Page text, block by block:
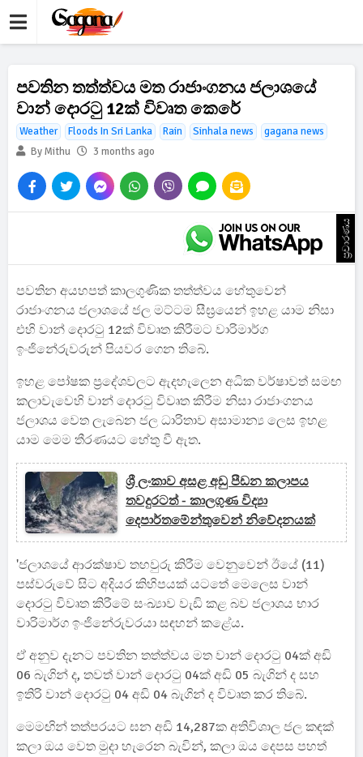
පවතින තත්ත්වය මත රාජාංගනය ජලාශයේ
වාන් දොරටු 12ක් විවෘත කෙරේ
Weather Floods In Sri Lanka Rain Sinhala news
gagana news
By Mithu
3 months ago
ප්‍රචාරණය
පවතින අයහපත් කාලගුණික තත්ත්වය හේතුවෙන්
රාජාංගනය ජලාශයේ ජල මට්ටම සීඝ්‍රයෙන් ඉහළ යාම නිසා
එහි වාන් දොරටු 12ක් විවෘත කිරීමට වාරිමාර්ග
ඉංජිනේරුවරුන් පියවර ගෙන තිබේ.
ඉහළ පෝෂක ප්‍රදේශවලට ඇදහැලෙන අධික වර්ෂාවත් සමඟ
කලාවැවෙහි වාන් දොරටු විවෘත කිරීම නිසා රාජාංගනය
ජලාශය වෙත ලැබෙන ජල ධාරිතාව අසාමාන්‍ය ලෙස ඉහළ
යාම මෙම තීරණයට හේතු වී ඇත.
ශ්‍රී ලංකාව අසළ අඩු පීඩන කලාපය
තවදුරටත් - කාලගුණ විද්‍යා
දෙපාර්තමේන්තුවෙන් නිවේදනයක්
'ජලාශයේ ආරක්ෂාව තහවුරු කිරීම වෙනුවෙන් ඊයේ (11)
පස්වරුවේ සිට අදියර කිහිපයක් යටතේ මෙලෙස වාන්
දොරටු විවෘත කිරීමේ සංඛ්‍යාව වැඩි කළ බව ජලාශය භාර
වාරිමාර්ග ඉංජිනේරුවරයා සඳහන් කළේය.
ඒ අනුව දැනට පවතින තත්ත්වය මත වාන් දොරටු 04ක් අඩි
06 බැගින් ද, තවත් වාන් දොරටු 04ක් අඩි 05 බැගින් ද සහ
ඉතිරි වාන් දොරටු 04 අඩි 04 බැගින් ද විවෘත කර තිබේ.
මෙමඟින් තත්පරයට ඝන අඩි 14,287ක අතිවිශාල ජල කඳක්
කලා ඔය වෙත මුදා හැරෙන බැවින්, කලා ඔය දෙපස පහත්